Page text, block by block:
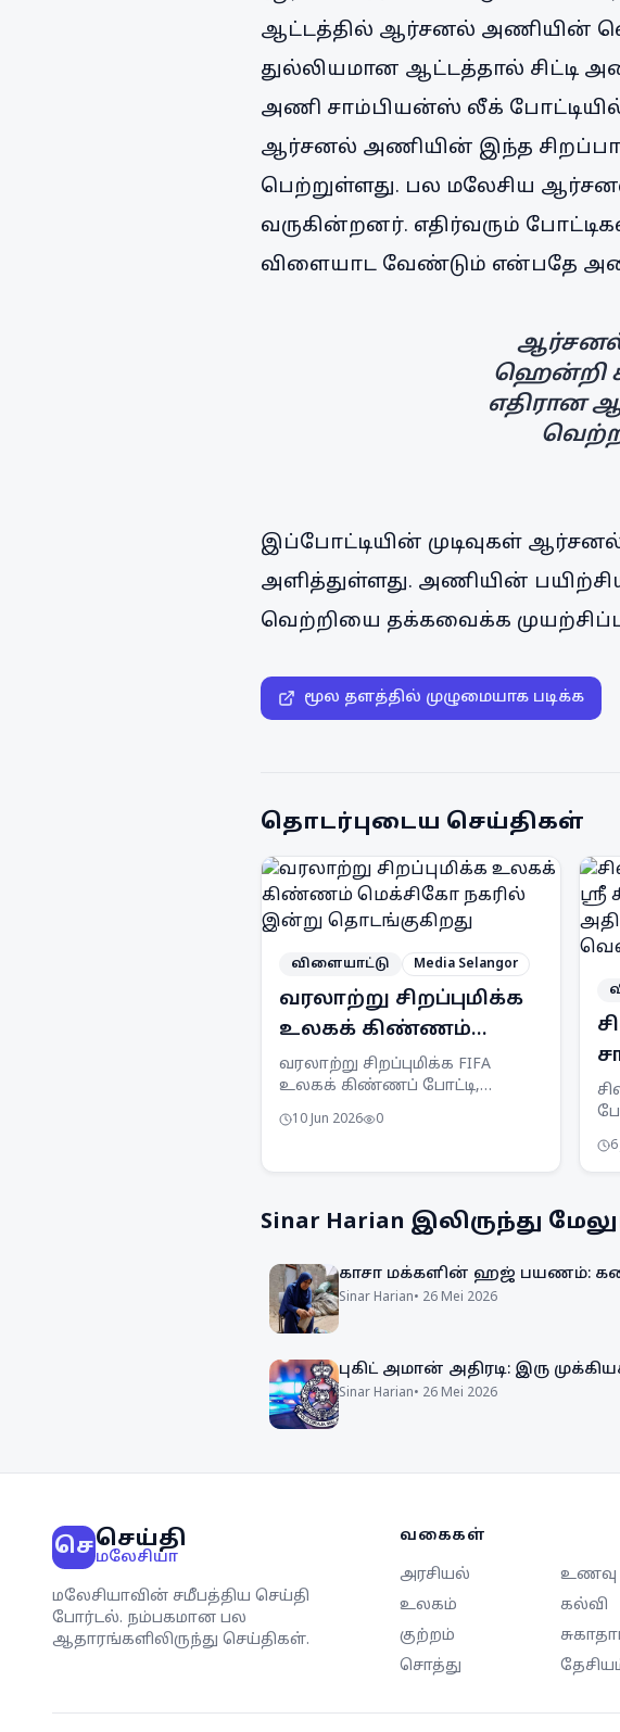
ஆட்டத்தில் ஆர்சனல் அணியின்
துல்லியமான ஆட்டத்தால் சிட்டி
அணி சாம்பியன்ஸ் லீக்
ஆர்சனல் அணியின் இந்த
பெற்றுள்ளது. பல மலேசிய
வருகின்றனர். எதிர்வரும்
விளையாட வேண்டும் என்பதே
ஹென்றி
எதிரான
இப்போட்டியின் முடிவுகள்
அளித்துள்ளது. அணியின்
வெற்றியை தக்கவைக்க
மூல தளத்தில் முழுமையாக படிக்க
தொடர்புடைய செய்திகள்
விளையாட்டு Media Selangor
வரலாற்று சிறப்புமிக்க
உலகக் கிண்ணம்
மெக்சிகோ நகரில்
இன்று தொடங்குகிறது
வரலாற்று சிறப்புமிக்க FIFA
உலகக் கிண்ணப் போட்டி,
கோலாகலமாகத் தொடங்குகிறது.
நடத்தும் இத்தொடர் அதிக
10 Jun 2026 0
Sinar Harian இலிருந்து
காசா மக்களின் ஹஜ் பயணம்:
Sinar Harian• 26 Mei 2026
புகிட் அமான் அதிரடி: இரு
Sinar Harian• 26 Mei 2026
செசெய்தி
மலேசியா
மலேசியாவின் சமீபத்திய செய்தி
போர்டல். நம்பகமான பல
ஆதாரங்களிலிருந்து செய்திகள்.
வகைகள்
அரசியல்
உணவு
உலகம்
கல்வி
குற்றம்
சொத்து